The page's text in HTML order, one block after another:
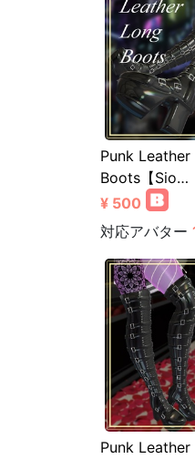
Punk Leather
Boots【Sio…
¥ 500
対応アバター
Punk